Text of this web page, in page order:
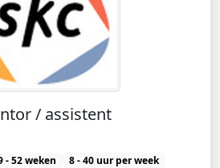
/ assistent
- 52 weken
8 - 40 uur per week